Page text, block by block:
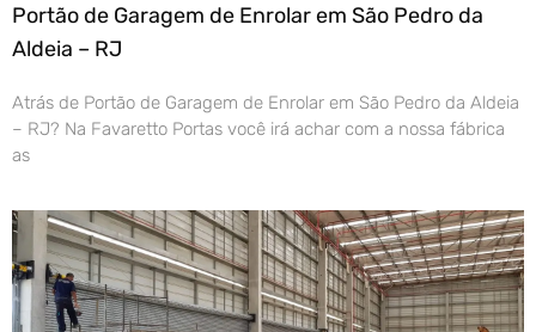
Portão de Garagem de Enrolar em São Pedro da
Aldeia – RJ
Atrás de Portão de Garagem de Enrolar em São Pedro da Aldeia
– RJ? Na Favaretto Portas você irá achar com a nossa fábrica
as